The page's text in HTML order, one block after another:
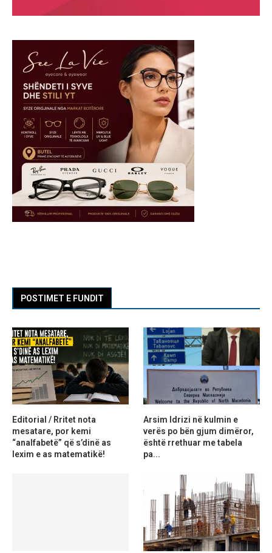
POSTIMET E FUNDIT
Editorial / Rritet nota
mesatare, por kemi
“analfabetë” që s’dinë as
lexim e as matematikë!
Arsim Idrizi në kulmin e
verës po bën gjum dimëror,
është rrethuar me tabela
pa...